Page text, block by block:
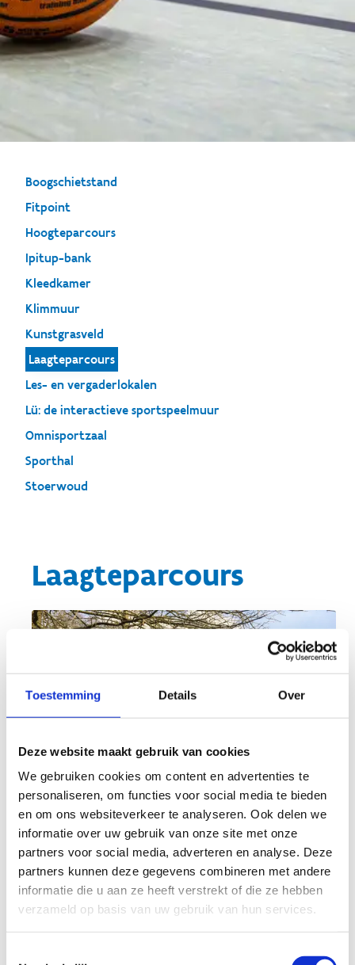
Toestemming Details Over
Deze website maakt gebruik van cookies
We gebruiken cookies om content en advertenties te
personaliseren, om functies voor social media te bieden
en om ons websiteverkeer te analyseren. Ook delen we
informatie over uw gebruik van onze site met onze
partners voor social media, adverteren en analyse. Deze
partners kunnen deze gegevens combineren met andere
informatie die u aan ze heeft verstrekt of die ze hebben
verzameld op basis van uw gebruik van hun services.
Boogschietstand
Fitpoint
Hoogteparcours
Ipitup-bank
Kleedkamer
Klimmuur
Kunstgrasveld
Laagteparcours
Les- en vergaderlokalen
Lü: de interactieve sportspeelmuur
Omnisportzaal
Sporthal
Stoerwoud
Laagteparcours
Op ons laagteparcours kunnen de G-sporters op
avontuur. Met de rolstoel trotseer je verschillende
obstakels en bruggen. 't is ook perfect voor een
teambuilding of inclusieve sportdag.